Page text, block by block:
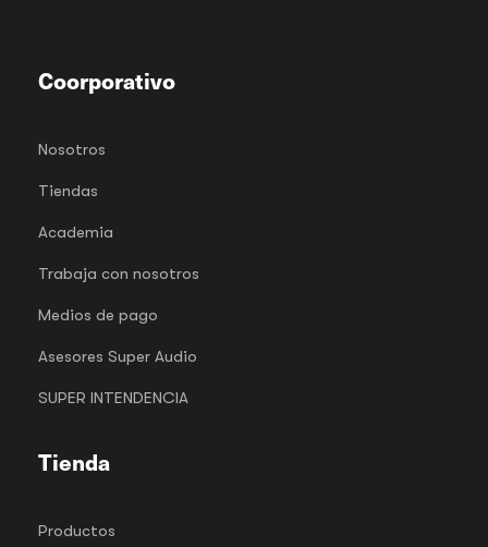
Coorporativo
Nosotros
Tiendas
Academia
Trabaja con nosotros
Medios de pago
Asesores Super Audio
SUPER INTENDENCIA
Tienda
Productos